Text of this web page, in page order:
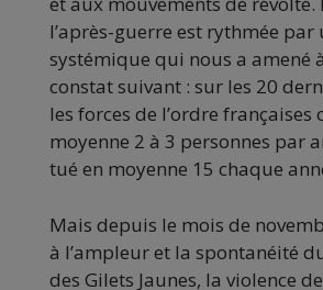
l’après-guerre est rythmée par
systémique qui nous a amené
constat suivant : sur les 20
les forces de l’ordre françaises
moyenne 2 à 3 personnes par
tué en moyenne 15 chaque
Mais depuis le mois de
à l’ampleur et la spontanéité
des Gilets Jaunes, la violence de